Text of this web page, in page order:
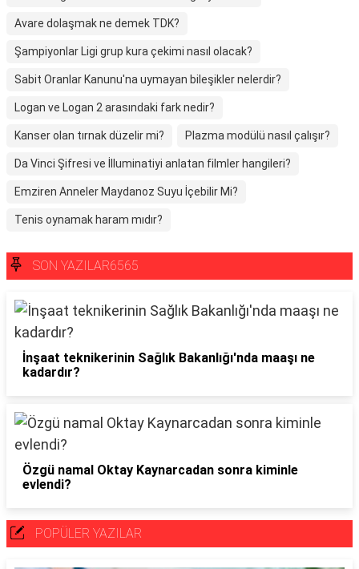
Avare dolaşmak ne demek TDK?
Şampiyonlar Ligi grup kura çekimi nasıl olacak?
Sabit Oranlar Kanunu'na uymayan bileşikler nelerdir?
Logan ve Logan 2 arasındaki fark nedir?
Kanser olan tırnak düzelir mi? Plazma modülü nasıl çalışır?
Da Vinci Şifresi ve İlluminatiyi anlatan filmler hangileri?
Emziren Anneler Maydanoz Suyu İçebilir Mi?
Tenis oynamak haram mıdır?
SON YAZILAR6565
İnşaat teknikerinin Sağlık Bakanlığı'nda maaşı ne
kadardır?
Özgü namal Oktay Kaynarcadan sonra kiminle
evlendi?
POPÜLER YAZILAR